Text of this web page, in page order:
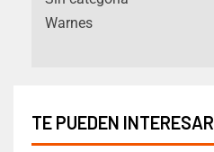
Warnes
TE PUEDEN INTERESAR